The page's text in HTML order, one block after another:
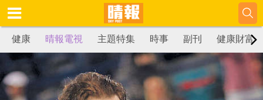
健康 晴報電視 主題特集 時事 副刊 健康財富